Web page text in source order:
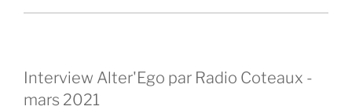
Interview Alter'Ego par Radio Coteaux -
mars 2021